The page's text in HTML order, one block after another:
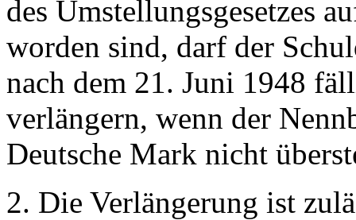
des Umstellungsgesetzes
worden sind, darf der
nach dem 21. Juni 1948
verlängern, wenn der
Deutsche Mark nicht
2. Die Verlängerung ist